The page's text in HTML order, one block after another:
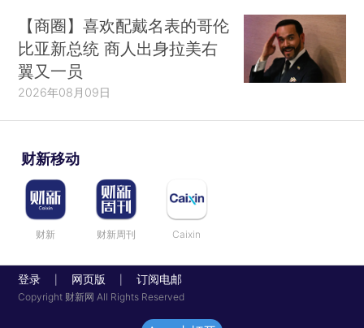
【商圈】喜欢配戴名表的哥伦
比亚新总统 商人出身拉美右
翼又一员
2026年08月09日
财新移动
财新 财新周刊 Caixin
登录 网页版 订阅电邮
Copyright 财新网 All Rights Reserved